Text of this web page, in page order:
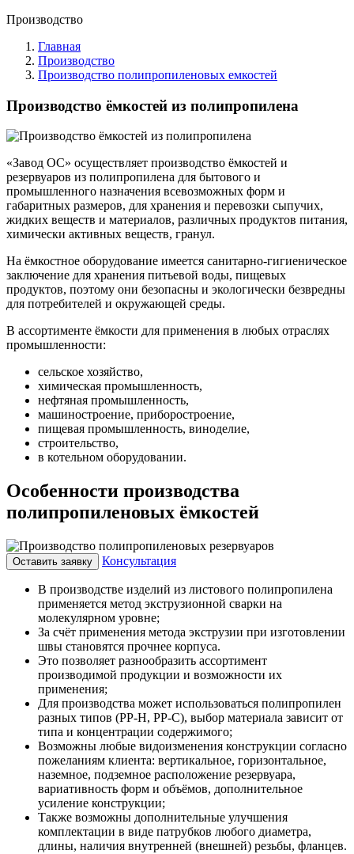
Производство
Главная
Производство
Производство полипропиленовых емкостей
Производство ёмкостей из полипропилена
«Завод ОС» осуществляет производство ёмкостей и
резервуаров из полипропилена для бытового и
промышленного назначения всевозможных форм и
габаритных размеров, для хранения и перевозки сыпучих,
жидких веществ и материалов, различных продуктов питания,
химически активных веществ, гранул.
На ёмкостное оборудование имеется санитарно-гигиеническое
заключение для хранения питьевой воды, пищевых
продуктов, поэтому они безопасны и экологически безвредны
для потребителей и окружающей среды.
В ассортименте ёмкости для применения в любых отраслях
промышленности:
сельское хозяйство,
химическая промышленность,
нефтяная промышленность,
машиностроение, приборостроение,
пищевая промышленность, виноделие,
строительство,
в котельном оборудовании.
Особенности производства
полипропиленовых ёмкостей
Оставить заявку Консультация
В производстве изделий из листового полипропилена
применяется метод экструзионной сварки на
молекулярном уровне;
За счёт применения метода экструзии при изготовлении
швы становятся прочнее корпуса.
Это позволяет разнообразить ассортимент
производимой продукции и возможности их
применения;
Для производства может использоваться полипропилен
разных типов (РР-H, PP-C), выбор материала зависит от
типа и концентрации содержимого;
Возможны любые видоизменения конструкции согласно
пожеланиям клиента: вертикальное, горизонтальное,
наземное, подземное расположение резервуара,
вариативность форм и объёмов, дополнительное
усиление конструкции;
Также возможны дополнительные улучшения
комплектации в виде патрубков любого диаметра,
длины, наличия внутренней (внешней) резьбы, фланцев.